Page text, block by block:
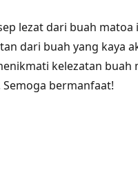
lezat dari buah matoa
dari buah yang kaya
kelezatan buah
bermanfaat!